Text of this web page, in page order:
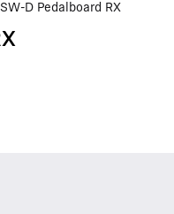
D Pedalboard RX